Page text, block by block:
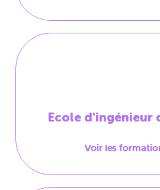
Ecole d'ingénieur
Voir les